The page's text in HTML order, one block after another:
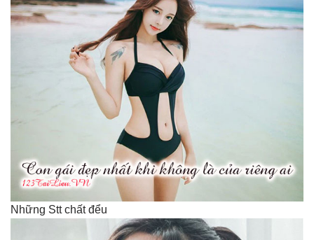
Những Stt chất đểu